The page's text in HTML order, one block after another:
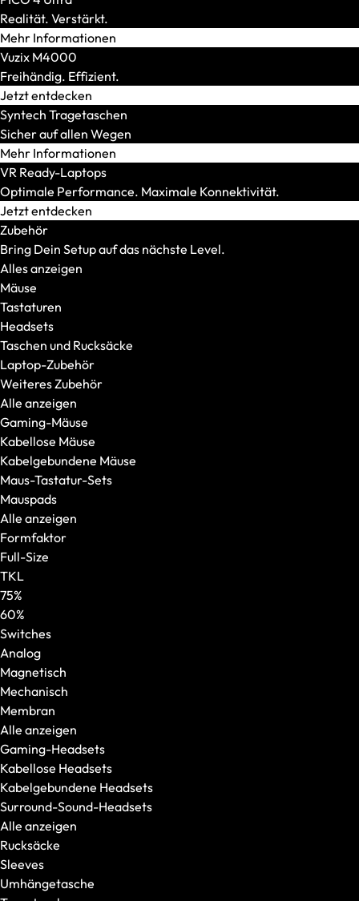
Realität. Verstärkt.
Mehr Informationen
Vuzix M4000
Freihändig. Effizient.
Jetzt entdecken
Syntech Tragetaschen
Sicher auf allen Wegen
Mehr Informationen
VR Ready-Laptops
Optimale Performance. Maximale Konnektivität.
Jetzt entdecken
Zubehör
Bring Dein Setup auf das nächste Level.
Alles anzeigen
Mäuse
Tastaturen
Headsets
Taschen und Rucksäcke
Laptop-Zubehör
Weiteres Zubehör
Alle anzeigen
Gaming-Mäuse
Kabellose Mäuse
Kabelgebundene Mäuse
Maus-Tastatur-Sets
Mauspads
Alle anzeigen
Formfaktor
Full-Size
TKL
75%
60%
Switches
Analog
Magnetisch
Mechanisch
Membran
Alle anzeigen
Gaming-Headsets
Kabellose Headsets
Kabelgebundene Headsets
Surround-Sound-Headsets
Alle anzeigen
Rucksäcke
Sleeves
Umhängetasche
Intel
CPU-Generation
AMD Fire Range
AMD Krackan Point
AMD Strix Point
Intel Arrow Lake H
Intel Arrow Lake HX
Konnektivität
Thunderbolt/USB4
RJ45 Port (LAN)
HDMI 2.1
DisplayPort 2.1
Kartenleser
SmartCard
Wi-Fi 7
LTE
Display-Features
Mini-LED/OLED
500 Nits oder mehr
240 Hz oder mehr
100 % DCI-P3
Weitere Features
OASIS Ready
PCIe 5.0 SSD
Per-Key-RGB
Windows Hello
Modellserie
Alle anzeigen
XMG NOMAD
XMG SECTOR
XMG TRINITY
XMG STUDIO
Editions
XMG UNIFY x iCUE
CPU
AMD
AMD Ryzen 5
AMD Ryzen 7
AMD Ryzen 9
Intel
Intel Core Ultra 5
Intel Core Ultra 7
Intel Core Ultra 9
Modellserie
Alle anzeigen
OFFICE Station
GRAPHICS Station